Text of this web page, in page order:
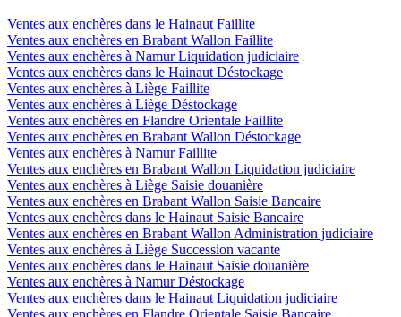
Ventes aux enchères dans le Hainaut Faillite
Ventes aux enchères en Brabant Wallon Faillite
Ventes aux enchères à Namur Liquidation judiciaire
Ventes aux enchères dans le Hainaut Déstockage
Ventes aux enchères à Liège Faillite
Ventes aux enchères à Liège Déstockage
Ventes aux enchères en Flandre Orientale Faillite
Ventes aux enchères en Brabant Wallon Déstockage
Ventes aux enchères à Namur Faillite
Ventes aux enchères en Brabant Wallon Liquidation judiciaire
Ventes aux enchères à Liège Saisie douanière
Ventes aux enchères en Brabant Wallon Saisie Bancaire
Ventes aux enchères dans le Hainaut Saisie Bancaire
Ventes aux enchères en Brabant Wallon Administration judiciaire
Ventes aux enchères à Liège Succession vacante
Ventes aux enchères dans le Hainaut Saisie douanière
Ventes aux enchères à Namur Déstockage
Ventes aux enchères dans le Hainaut Liquidation judiciaire
Ventes aux enchères en Flandre Orientale Saisie Bancaire